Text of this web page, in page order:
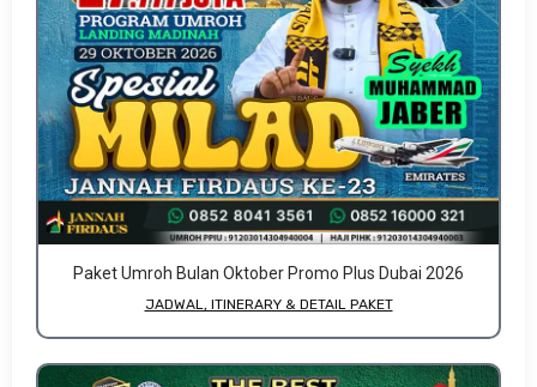
Paket Umroh Bulan Oktober Promo Plus Dubai 2026
JADWAL, ITINERARY & DETAIL PAKET